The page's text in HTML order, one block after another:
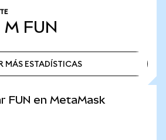
M FUN
MÁS ESTADÍSTICAS
FUN en MetaMask